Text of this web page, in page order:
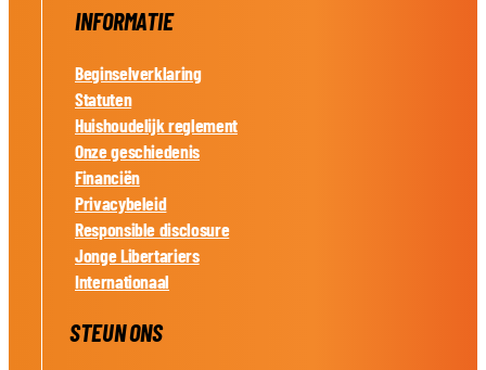
INFORMATIE
Beginselverklaring
Statuten
Huishoudelijk reglement
Onze geschiedenis
Financiën
Privacybeleid
Responsible disclosure
Jonge Libertariers
Internationaal
STEUN ONS